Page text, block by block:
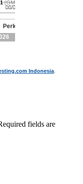
Indonesia
fields are